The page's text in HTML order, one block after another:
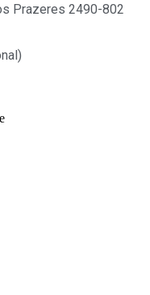
Prazeres 2490-802